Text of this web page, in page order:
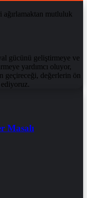
mutluluk
gücünü geliştirmeye ve
yardımcı oluyor,
geçireceği, değerlerin ön
ediyoruz.
Masalı